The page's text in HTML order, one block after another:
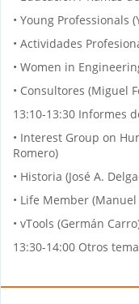
• Young Professionals
• Actividades
• Women in
• Consultores (Miguel
13:10-13:30 Informes
• Interest Group on
Romero)
• Historia (José A.
• Life Member (Manuel
• vTools (Germán
13:30-14:00 Otros